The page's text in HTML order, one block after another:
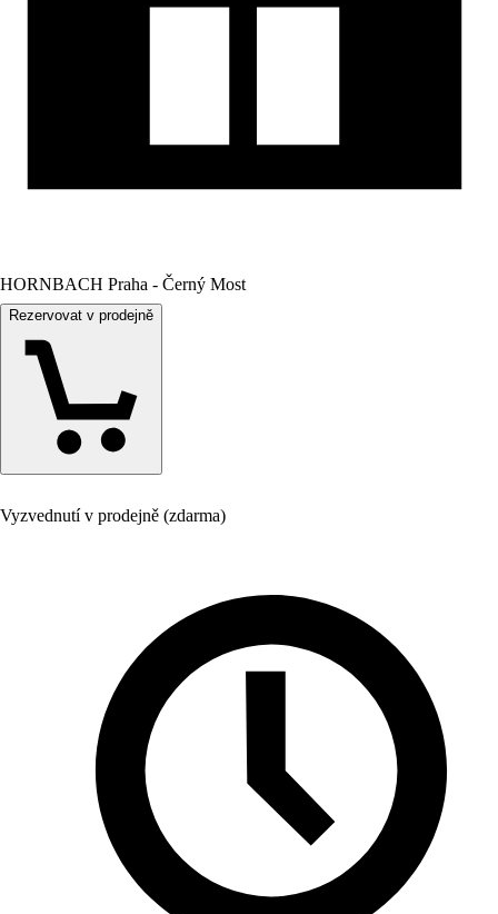
HORNBACH Praha - Černý Most
Rezervovat v prodejně
Vyzvednutí v prodejně (zdarma)